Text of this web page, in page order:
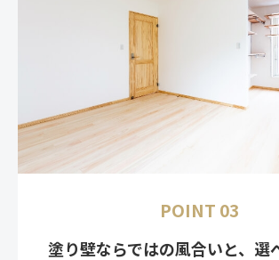
POINT 03
塗り壁ならではの風合いと、選